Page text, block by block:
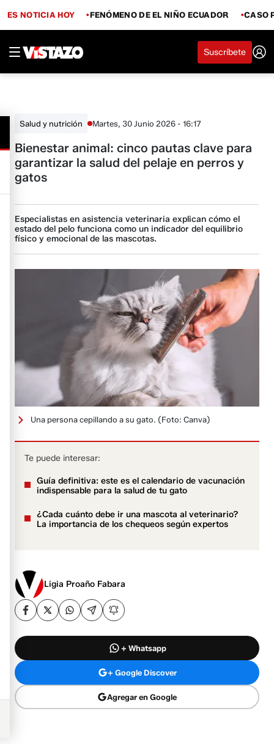
ES NOTICIA HOY FENÓMENO DE EL NIÑO ECUADOR CASO
Suscríbete
Salud y nutrición Martes, 30 Junio 2026 - 16:17
Bienestar animal: cinco pautas clave para
garantizar la salud del pelaje en perros y
gatos
Especialistas en asistencia veterinaria explican cómo el
estado del pelo funciona como un indicador del equilibrio
físico y emocional de las mascotas.
Una persona cepillando a su gato. (Foto: Canva)
Te puede interesar:
Guía definitiva: este es el calendario de vacunación
indispensable para la salud de tu gato
¿Cada cuánto debe ir una mascota al veterinario?
La importancia de los chequeos según expertos
Ligia Proaño Fabara
+ Whatsapp
+ Google Discover
Agregar en Google